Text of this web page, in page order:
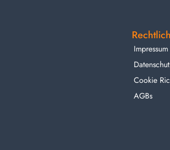
Impressum
Cookie
AGBs